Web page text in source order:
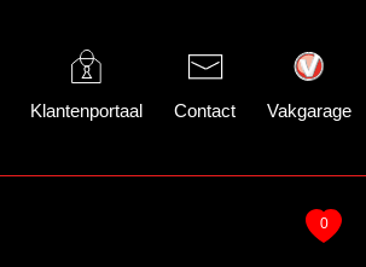
Klantenportaal Contact Vakgarage
0